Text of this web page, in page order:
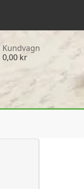
Kundvagn
0,00 kr